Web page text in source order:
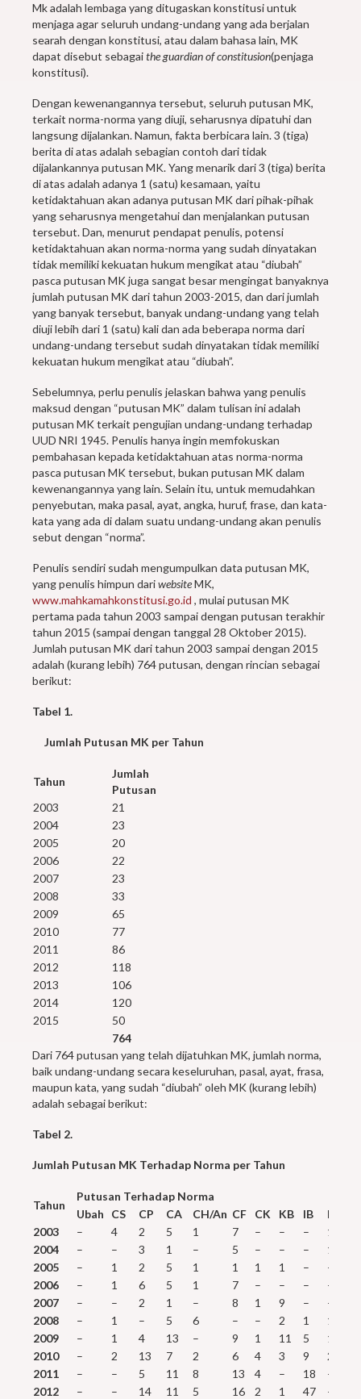
Mk adalah lembaga yang ditugaskan konstitusi untuk
menjaga agar seluruh undang-undang yang ada berjalan
searah dengan konstitusi, atau dalam bahasa lain, MK
dapat disebut sebagaithe guardian of constitusion(penjaga
konstitusi).
Dengan kewenangannya tersebut, seluruh putusan MK,
terkait norma-norma yang diuji, seharusnya dipatuhi dan
langsung dijalankan. Namun, fakta berbicara lain. 3 (tiga)
berita di atas adalah sebagian contoh dari tidak
dijalankannya putusan MK. Yang menarik dari 3 (tiga) berita
di atas adalah adanya 1 (satu) kesamaan, yaitu
ketidaktahuan akan adanya putusan MK dari pihak-pihak
yang seharusnya mengetahui dan menjalankan putusan
tersebut. Dan, menurut pendapat penulis, potensi
ketidaktahuan akan norma-norma yang sudah dinyatakan
tidak memiliki kekuatan hukum mengikat atau “diubah”
pasca putusan MK juga sangat besar mengingat banyaknya
jumlah putusan MK dari tahun 2003-2015, dan dari jumlah
yang banyak tersebut, banyak undang-undang yang telah
diuji lebih dari 1 (satu) kali dan ada beberapa norma dari
undang-undang tersebut sudah dinyatakan tidak memiliki
kekuatan hukum mengikat atau “diubah”.
Sebelumnya, perlu penulis jelaskan bahwa yang penulis
maksud dengan “putusan MK” dalam tulisan ini adalah
putusan MK terkait pengujian undang-undang terhadap
UUD NRI 1945. Penulis hanya ingin memfokuskan
pembahasan kepada ketidaktahuan atas norma-norma
pasca putusan MK tersebut, bukan putusan MK dalam
kewenangannya yang lain. Selain itu, untuk memudahkan
penyebutan, maka pasal, ayat, angka, huruf, frase, dan kata-
kata yang ada di dalam suatu undang-undang akan penulis
sebut dengan “norma”.
Penulis sendiri sudah mengumpulkan data putusan MK,
yang penulis himpun dariwebsiteMK,
www.mahkamahkonstitusi.go.id , mulai putusan MK
pertama pada tahun 2003 sampai dengan putusan terakhir
tahun 2015 (sampai dengan tanggal 28 Oktober 2015).
Jumlah putusan MK dari tahun 2003 sampai dengan 2015
adalah (kurang lebih) 764 putusan, dengan rincian sebagai
berikut:
Tabel 1.
Jumlah Putusan MK per Tahun
Tahun
Jumlah
Putusan
2003
21
2004
23
2005
20
2006
22
2007
23
2008
33
2009
65
2010
77
2011
86
2012
118
2013
106
2014
120
2015
50
764
Dari 764 putusan yang telah dijatuhkan MK, jumlah norma,
baik undang-undang secara keseluruhan, pasal, ayat, frasa,
maupun kata, yang sudah “diubah” oleh MK (kurang lebih)
adalah sebagai berikut:
Tabel 2.
Jumlah Putusan MK Terhadap Norma per Tahun
Tahun
Putusan Terhadap Norma
Ubah
CS CP CA CH/An CF CK KB IB Pn
2003
– 4 2 5 1 7 – – – 1
2004
– – 3 1 – 5 – – – 1
2005
– 1 2 5 1 1 1 1 – –
2006
– 1 6 5 1 7 – – – –
2007
– – 2 1 – 8 1 9 – –
2008
– 1 – 5 6 – – 2 1 1
2009
– 1 4 13 – 9 1 11 5 1
2010
– 2 13 7 2 6 4 3 9 2
2011
– – 5 11 8 13 4 – 18 –
2012
– – 14 11 5 16 2 1 47 –